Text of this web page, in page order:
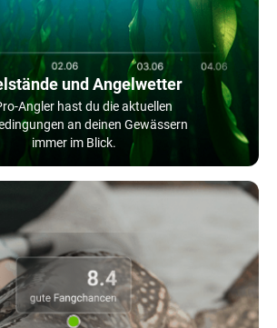
und Angelwetter
Angler hast du die aktuellen
an deinen Gewässern
immer im Blick.